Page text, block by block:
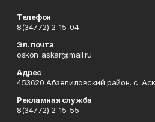
Телефон
8(34772) 2-15-04
Эл. почта
oskon_askar@mail.ru
Адрес
453620 Абзелиловский район, с.
Рекламная служба
8(34772) 2-15-55